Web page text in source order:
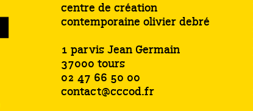
centre de création
contemporaine olivier debré
1 parvis Jean Germain
37000 tours
02 47 66 50 00
contact@cccod.fr